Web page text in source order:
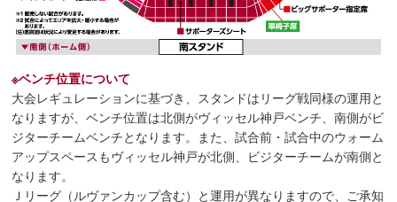
※ベンチ位置について
大会レギュレーションに基づき、スタンドはリーグ戦同様の運用と
なりますが、ベンチ位置は北側がヴィッセル神戸ベンチ、南側がビ
ジターチームベンチとなります。また、試合前・試合中のウォーム
アップスペースもヴィッセル神戸が北側、ビジターチームが南側と
なります。
Ｊリーグ（ルヴァンカップ含む）と運用が異なりますので、ご承知